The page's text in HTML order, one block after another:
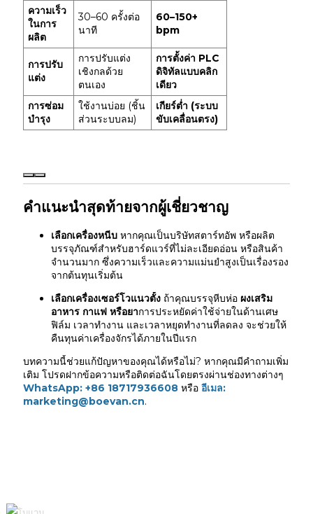
ความเร็ว
ในการ
ผลิต
30–60 ครั้งต่อ
นาที
60–150+
bpm
การปรับ
แต่ง
การปรับแต่ง
เชิงกลด้วย
ตนเอง
การตั้งค่า PLC
ดิจิทัลแบบคลิก
เดียว
การซ่อม
บำรุง
ใช้งานบ่อย (ชิ้น
ส่วนระบบลม)
เกียร์ต่ำ (ระบบ
ขับเคลื่อนตรง)
คำแนะนำสุดท้ายจากผู้เชี่ยวชาญ
เลือกเครื่องหนีบ หากคุณเป็นบริษัทสตาร์ทอัพ หรือผลิต
บรรจุภัณฑ์สำหรับฮาร์ดแวร์ที่ไม่ละเอียดอ่อน หรือสินค้า
จำนวนมาก ซึ่งความเร็วและความแม่นยำสูงเป็นเรื่องรอง
จากต้นทุนเริ่มต้น
เลือกเครื่องเซอร์โวแนวตั้ง ถ้าคุณบรรจุหีบห่อ ผงเสริม
อาหาร กาแฟ หรือยาการประหยัดค่าใช้จ่ายในด้านเศษ
ฟิล์ม เวลาทำงาน และเวลาหยุดทำงานที่ลดลง จะช่วยให้
คืนทุนค่าเครื่องจักรได้ภายในปีแรก
บทความนี้ช่วยแก้ปัญหาของคุณได้หรือไม่? หากคุณมีคำถามเพิ่ม
เติม โปรดฝากข้อความหรือติดต่อฉันโดยตรงผ่านช่องทางต่างๆ
WhatsApp: +86 18717936608 หรือ อีเมล:
marketing@boevan.cn.